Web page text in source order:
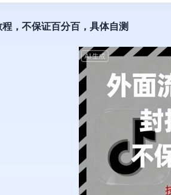
，不保证百分百，具体自测